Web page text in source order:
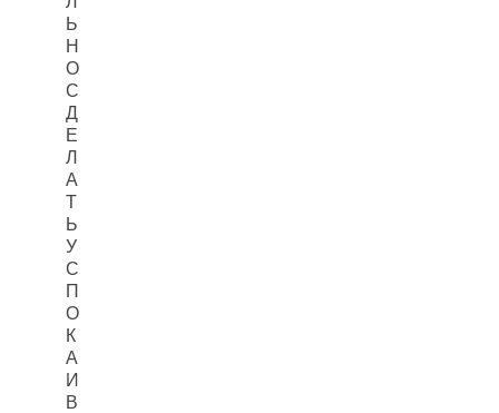
Ь
Н
О
С
Д
Е
Л
А
Т
Ь
У
С
П
О
К
А
И
В